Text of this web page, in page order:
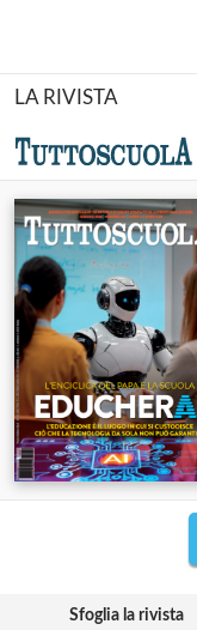
LA RIVISTA
Sfoglia la rivista